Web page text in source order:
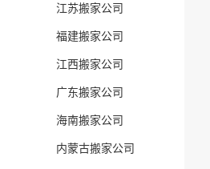
江苏搬家公司
福建搬家公司
江西搬家公司
广东搬家公司
海南搬家公司
内蒙古搬家公司